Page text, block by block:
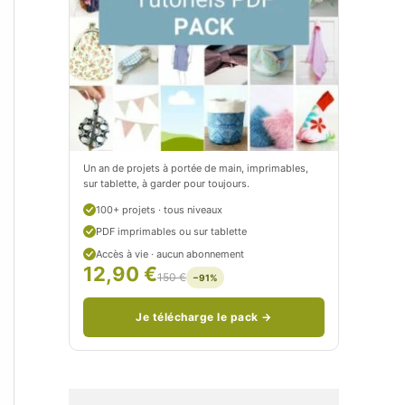
t
i
t
C
i
t
r
n
/
t
i
t
c
i
t
o
n
c
o
Un an de projets à portée de main, imprimables,
sur tablette, à garder pour toujours.
100+ projets · tous niveaux
PDF imprimables ou sur tablette
Accès à vie · aucun abonnement
12,90 €150 € −91%
Je télécharge le pack →